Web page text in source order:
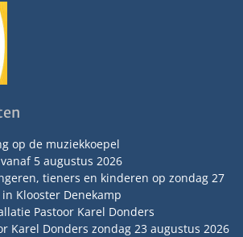
op de muziekkoepel
5 augustus 2026
tieners en kinderen op zondag 27
Klooster Denekamp
Pastoor Karel Donders
Karel Donders zondag 23 augustus 2026